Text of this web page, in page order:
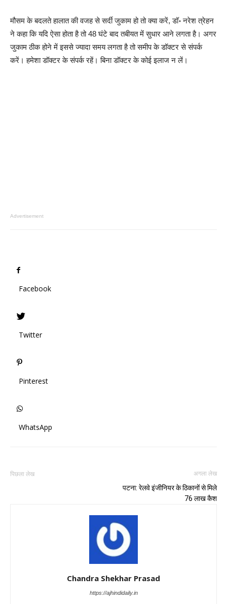
मौसम के बदलते हालात की वजह से सर्दी जुकाम हो तो क्या करें, डॉ॰ नरेश त्रेहन
ने कहा कि यदि ऐसा होता है तो 48 घंटे बाद तबीयत में सुधार आने लगता है। अगर
जुकाम ठीक होने में इससे ज्यादा समय लगता है तो समीप के डॉक्टर से संपर्क
करें। हमेशा डॉक्टर के संपर्क रहें। बिना डॉक्टर के कोई इलाज न लें।
Advertisement
Facebook
Twitter
Pinterest
WhatsApp
पिछला लेख अगला लेख
पटना: रेलवे इंजीनियर के ठिकानों से मिले
76 लाख कैश
Chandra Shekhar Prasad
https://ajhindidaily.in